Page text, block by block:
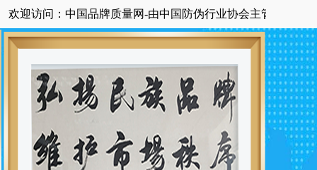
问：中国品牌质量网-由中国防伪行业协会主管主办国家级中